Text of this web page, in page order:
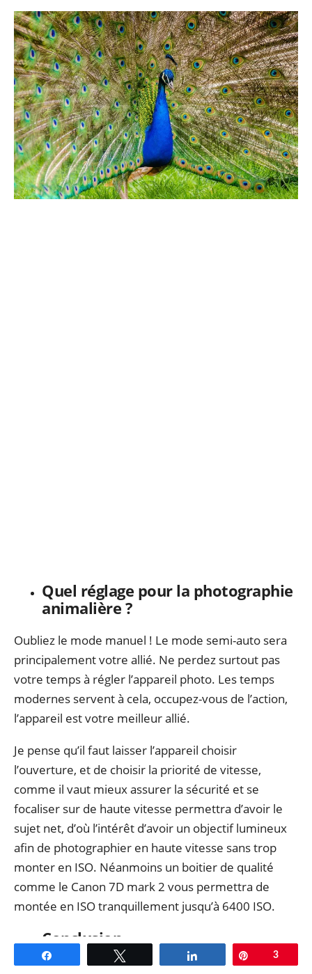
Quel réglage pour la photographie
animalière ?
Oubliez le mode manuel ! Le mode semi-auto sera
principalement votre allié. Ne perdez surtout pas
votre temps à régler l’appareil photo. Les temps
modernes servent à cela, occupez-vous de l’action,
l’appareil est votre meilleur allié.
Je pense qu’il faut laisser l’appareil choisir
l’ouverture, et de choisir la priorité de vitesse,
comme il vaut mieux assurer la sécurité et se
focaliser sur de haute vitesse permettra d’avoir le
sujet net, d’où l’intérêt d’avoir un objectif lumineux
afin de photographier en haute vitesse sans trop
monter en ISO. Néanmoins un boitier de qualité
comme le Canon 7D mark 2 vous permettra de
montée en ISO tranquillement jusqu’à 6400 ISO.
Conclusion
On ne va pas demander à l’animal de ne plus bouger
Partagez Épingle
3